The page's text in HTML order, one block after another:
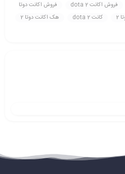
فروش اکانت dota 2
فروش اکانت دوتا
2 کانت dota 2
هک اکانت دوتا 2